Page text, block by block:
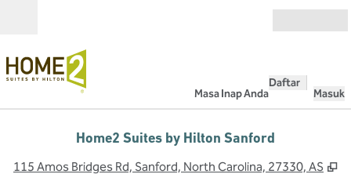
Masa Inap Anda
Daftar
Masuk
Home2 Suites by Hilton Sanford
115 Amos Bridges Rd, Sanford, North Carolina, 27330, AS ,